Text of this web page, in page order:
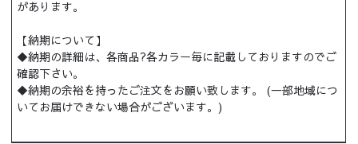
があります。
【納期について】
◆納期の詳細は、各商品?各カラー毎に記載しておりますのでご
確認下さい。
◆納期の余裕を持ったご注文をお願い致します。 (一部地域につ
いてお届けできない場合がございます。)